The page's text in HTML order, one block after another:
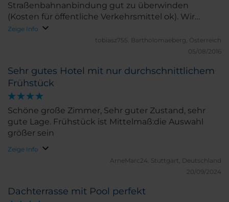
Straßenbahnanbindung gut zu überwinden
(Kosten für öffentliche Verkehrsmittel ok). Wir
wahren mit dem Hotel sehr zufrieden.
Zeige Info
tobiasz755. Bartholomaeberg, Österreich
05/08/2016
Sehr gutes Hotel mit nur durchschnittlichem
Frühstück
Schöne große Zimmer, Sehr guter Zustand, sehr
gute Lage. Frühstück ist Mittelmaß:die Auswahl
größer sein
Zeige Info
ArneMarc24. Stuttgart, Deutschland
20/09/2024
Dachterrasse mit Pool perfekt